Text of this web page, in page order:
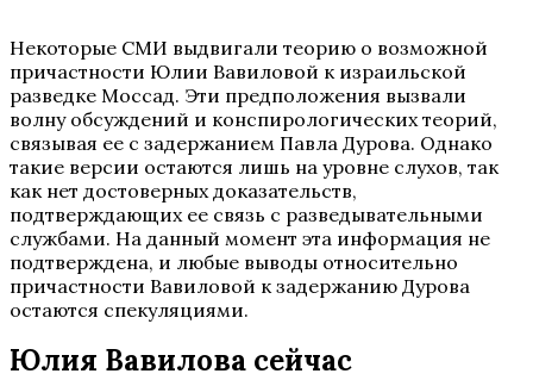
Некоторые СМИ выдвигали теорию о возможной
причастности Юлии Вавиловой к израильской
разведке Моссад. Эти предположения вызвали
волну обсуждений и конспирологических теорий,
связывая ее с задержанием Павла Дурова. Однако
такие версии остаются лишь на уровне слухов, так
как нет достоверных доказательств,
подтверждающих ее связь с разведывательными
службами. На данный момент эта информация не
подтверждена, и любые выводы относительно
причастности Вавиловой к задержанию Дурова
остаются спекуляциями.
Юлия Вавилова сейчас